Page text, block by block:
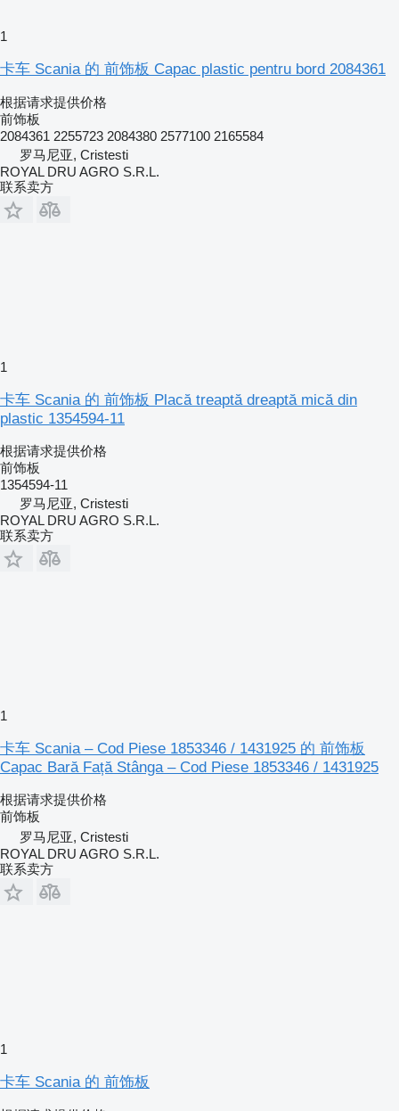
1
卡车 Scania 的 前饰板 Capac plastic pentru bord 2084361
根据请求提供价格
前饰板
2084361 2255723 2084380 2577100 2165584
罗马尼亚, Cristesti
ROYAL DRU AGRO S.R.L.
联系卖方
1
卡车 Scania 的 前饰板 Placă treaptă dreaptă mică din
plastic 1354594-11
根据请求提供价格
前饰板
1354594-11
罗马尼亚, Cristesti
ROYAL DRU AGRO S.R.L.
联系卖方
1
卡车 Scania – Cod Piese 1853346 / 1431925 的 前饰板
Capac Bară Față Stânga – Cod Piese 1853346 / 1431925
根据请求提供价格
前饰板
罗马尼亚, Cristesti
ROYAL DRU AGRO S.R.L.
联系卖方
1
卡车 Scania 的 前饰板